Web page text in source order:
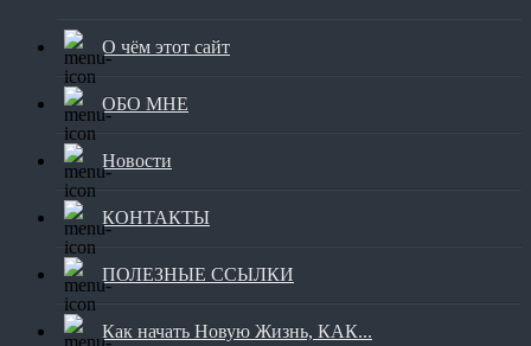
О чём этот сайт
ОБО МНЕ
Новости
КОНТАКТЫ
ПОЛЕЗНЫЕ ССЫЛКИ
Как начать Новую Жизнь, КАК...